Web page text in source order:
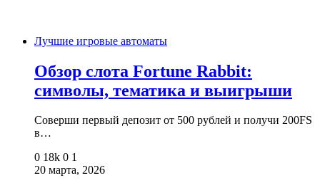
Лучшие игровые автоматы
Обзор слота Fortune Rabbit:
символы, тематика и выигрыши
Соверши первый депозит от 500 рублей и получи 200FS
в…
0 18k 0 1
20 марта, 2026